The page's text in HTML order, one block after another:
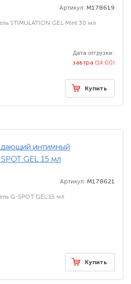
Артикул: M178619
STIMULATION GEL Mint 30 мл
Дата отгрузки:
завтра (14:00)
Купить
Артикул: M178621
G-SPOT GEL 15 мл
Купить